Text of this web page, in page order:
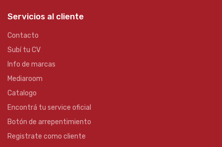
Servicios al cliente
Contacto
Subí tu CV
Info de marcas
Mediaroom
Catalogo
Encontrá tu service oficial
Botón de arrepentimiento
Registrate como cliente